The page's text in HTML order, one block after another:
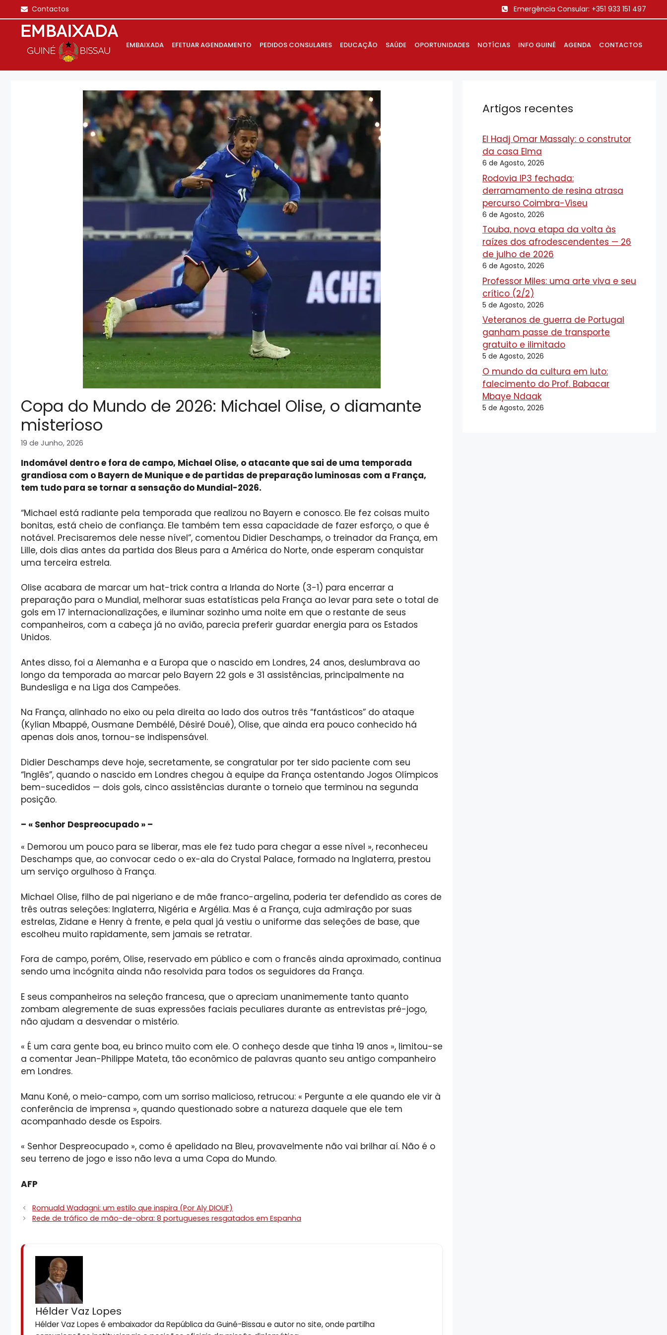
Saltar
para
Contactos Emergência Consular: +351 933 151 497
EMBAIXADA EFETUAR AGENDAMENTO PEDIDOS CONSULARES EDUCAÇÃO SAÚDE OPORTUNIDADES NOTÍCIAS INFO GUINÉ AGENDA CONTACTOS
Copa do Mundo de 2026: Michael Olise, o diamante
misterioso
19 de Junho, 2026
Indomável dentro e fora de campo, Michael Olise, o atacante que sai de uma temporada
grandiosa com o Bayern de Munique e de partidas de preparação luminosas com a França,
tem tudo para se tornar a sensação do Mundial-2026.
“Michael está radiante pela temporada que realizou no Bayern e conosco. Ele fez coisas muito
bonitas, está cheio de confiança. Ele também tem essa capacidade de fazer esforço, o que é
notável. Precisaremos dele nesse nível”, comentou Didier Deschamps, o treinador da França, em
Lille, dois dias antes da partida dos Bleus para a América do Norte, onde esperam conquistar
uma terceira estrela.
Olise acabara de marcar um hat-trick contra a Irlanda do Norte (3-1) para encerrar a
preparação para o Mundial, melhorar suas estatísticas pela França ao levar para sete o total de
gols em 17 internacionalizações, e iluminar sozinho uma noite em que o restante de seus
companheiros, com a cabeça já no avião, parecia preferir guardar energia para os Estados
Unidos.
Antes disso, foi a Alemanha e a Europa que o nascido em Londres, 24 anos, deslumbrava ao
longo da temporada ao marcar pelo Bayern 22 gols e 31 assistências, principalmente na
Bundesliga e na Liga dos Campeões.
Na França, alinhado no eixo ou pela direita ao lado dos outros três “fantásticos” do ataque
(Kylian Mbappé, Ousmane Dembélé, Désiré Doué), Olise, que ainda era pouco conhecido há
apenas dois anos, tornou-se indispensável.
Didier Deschamps deve hoje, secretamente, se congratular por ter sido paciente com seu
“Inglês”, quando o nascido em Londres chegou à equipe da França ostentando Jogos Olímpicos
bem-sucedidos — dois gols, cinco assistências durante o torneio que terminou na segunda
posição.
– « Senhor Despreocupado » –
« Demorou um pouco para se liberar, mas ele fez tudo para chegar a esse nível », reconheceu
Deschamps que, ao convocar cedo o ex-ala do Crystal Palace, formado na Inglaterra, prestou
um serviço orgulhoso à França.
Michael Olise, filho de pai nigeriano e de mãe franco-argelina, poderia ter defendido as cores de
três outras seleções: Inglaterra, Nigéria e Argélia. Mas é a França, cuja admiração por suas
estrelas, Zidane e Henry à frente, e pela qual já vestiu o uniforme das seleções de base, que
escolheu muito rapidamente, sem jamais se retratar.
Fora de campo, porém, Olise, reservado em público e com o francês ainda aproximado, continua
sendo uma incógnita ainda não resolvida para todos os seguidores da França.
E seus companheiros na seleção francesa, que o apreciam unanimemente tanto quanto
zombam alegremente de suas expressões faciais peculiares durante as entrevistas pré-jogo,
não ajudam a desvendar o mistério.
« É um cara gente boa, eu brinco muito com ele. O conheço desde que tinha 19 anos », limitou-se
a comentar Jean-Philippe Mateta, tão econômico de palavras quanto seu antigo companheiro
em Londres.
Manu Koné, o meio-campo, com um sorriso malicioso, retrucou: « Pergunte a ele quando ele vir à
conferência de imprensa », quando questionado sobre a natureza daquele que ele tem
acompanhado desde os Espoirs.
« Senhor Despreocupado », como é apelidado na Bleu, provavelmente não vai brilhar aí. Não é o
seu terreno de jogo e isso não leva a uma Copa do Mundo.
AFP
Romuald Wadagni: um estilo que inspira (Por Aly DIOUF)
Rede de tráfico de mão-de-obra: 8 portugueses resgatados em Espanha
Hélder Vaz Lopes
Hélder Vaz Lopes é embaixador da República da Guiné-Bissau e autor no site, onde partilha
Artigos recentes
El Hadj Omar Massaly: o construtor
da casa Elma
6 de Agosto, 2026
Rodovia IP3 fechada:
derramamento de resina atrasa
percurso Coimbra-Viseu
6 de Agosto, 2026
Touba, nova etapa da volta às
raízes dos afrodescendentes — 26
de julho de 2026
6 de Agosto, 2026
Professor Miles: uma arte viva e seu
crítico (2/2)
5 de Agosto, 2026
Veteranos de guerra de Portugal
ganham passe de transporte
gratuito e ilimitado
5 de Agosto, 2026
O mundo da cultura em luto:
falecimento do Prof. Babacar
Mbaye Ndaak
5 de Agosto, 2026